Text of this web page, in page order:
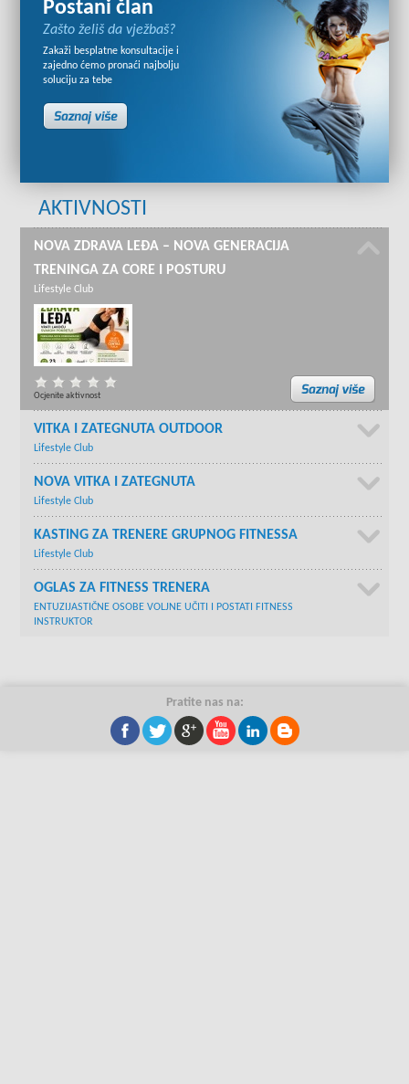
Postani član
Zašto želiš da vježbaš?
Zakaži besplatne konsultacije i
zajedno ćemo pronaći najbolju
soluciju za tebe
AKTIVNOSTI
NOVA ZDRAVA LEĐA – NOVA GENERACIJA
TRENINGA ZA CORE I POSTURU
Lifestyle Club
Ocjenite aktivnost
VITKA I ZATEGNUTA OUTDOOR
Lifestyle Club
NOVA VITKA I ZATEGNUTA
Lifestyle Club
KASTING ZA TRENERE GRUPNOG FITNESSA
Lifestyle Club
OGLAS ZA FITNESS TRENERA
ENTUZIJASTIČNE OSOBE VOLJNE UČITI I POSTATI FITNESS
INSTRUKTOR
Pratite nas na: